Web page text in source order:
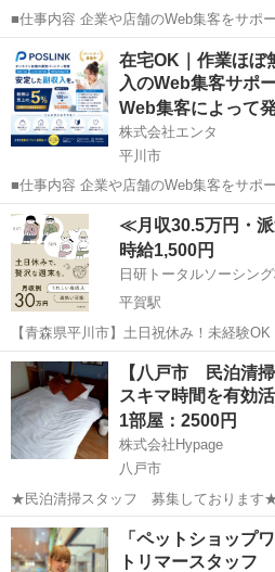
■仕事内容 企業や店舗のWeb集客をサポートするお仕事です。 Google
を活用した「Web上の店舗情報」の登録
ます。 日々の集客運用や問い合わせ対応、顧客対応はすべて運営本部
が行うため...
青森 東津軽郡 その他 Web
在宅OK｜作業ほぼ
入のWeb集客サポ
株式会社エンタ
平川市
■仕事内容 企業や店舗のWeb集客をサポートするお仕事です。 Google
を活用した「Web上の店舗情報」の登録
ます。 日々の集客運用や問い合わせ対応、顧客対応はすべて運営本部
が行うため...
青森 平川市 その他 Web
≪月収30.5万円・
時給1,500円
日研トータルソーシン
平賀駅
【青森県平川市】土日祝休み！未経験
ター・顕微鏡検査《お仕事No.2A313》 お仕事について クリーンルー
ム内における半導体製造業務です。製造
用した検査を担当します。...
青森 平川市 平賀駅 その他
【八戸市 民泊清
スキマ時間を有効
1部屋：2500円
株式会社Hypage
八戸市
★民泊清掃スタッフ 募集しております★ ＜業務内容＞ ・水まわり
掃・補充 ・シーツ、タオルの洗濯乾燥 ・ベッドメイキング ・床掃除
・清掃後のチェック 👉こんな方に
青森 八戸市 その他 スタッフ
「ペットショップ
トリマースタッフ